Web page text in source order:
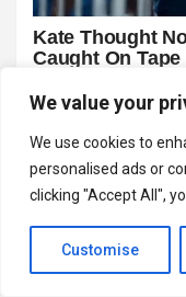
We value your
We use cookies to
personalised ads or
clicking "Accept All",
Customise